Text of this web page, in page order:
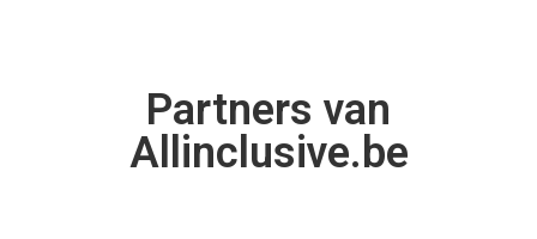
Partners van
Allinclusive.be